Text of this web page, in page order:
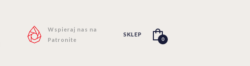
Wspieraj nas na
Patronite
SKLEP
0